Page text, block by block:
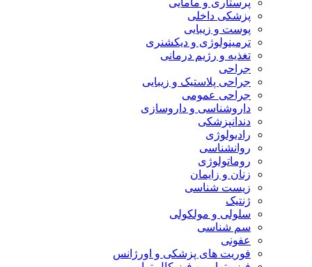
پزشکی داخلی
پوست و زیبایی
ترمینولوژی و دیکشنری
تغذیه و رژیم درمانی
جراحی
جراحی پلاستیک و زیبایی
جراحی عمومی
داروشناسی و داروسازی
دندانپزشکی
رادیولوژی
روانشناسی
روماتولوژی
زنان و زایمان
زیست شناسی
ژنتیک
سلولی و مولکولی
سم شناسی
عفونی
فوریت های پزشکی و اورژانس